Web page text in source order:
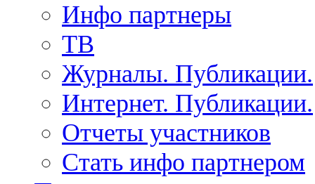
Инфо партнеры
ТВ
Журналы. Публикации.
Интернет. Публикации.
Отчеты участников
Стать инфо партнером